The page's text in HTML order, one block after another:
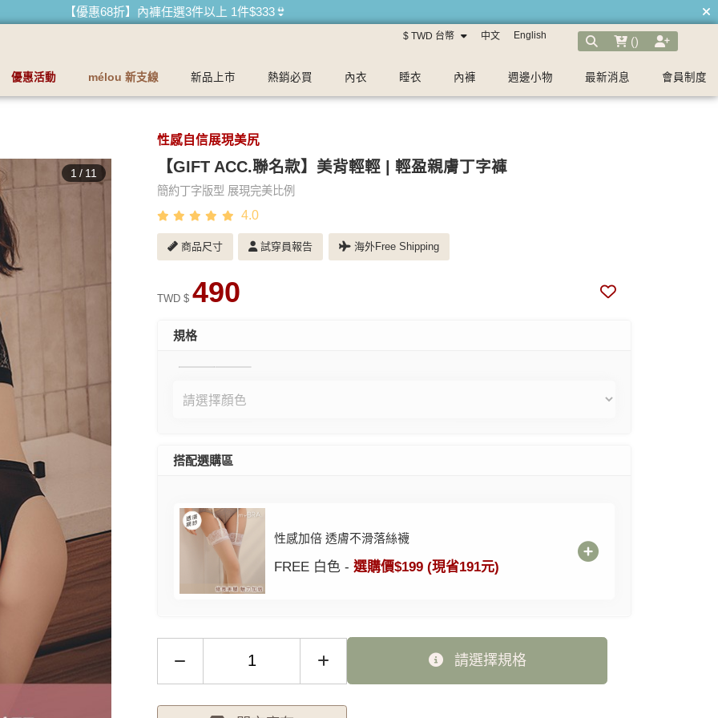
的內衣品牌
【買內衣免運費】台灣滿1200運費0元🚛
【夏日滿額贈】把衣物壓縮收納袋回家 🌞
【父親節快樂】男內褲5件$999🧔
$ TWD 台幣 中文 English ()
優惠活動 mélou 新支線 新品上市 熱銷必買 內衣 睡衣 內褲 週邊小物 最新消息 會員制度
1 / 11
性感自信展現美尻
【GIFT ACC.聯名款】美背輕輕 | 輕盈親膚丁字褲
簡約丁字版型 展現完美比例
4.0
商品尺寸 試穿員報告 海外Free Shipping
TWD $ 490
規格
搭配選購區
性感加倍 透膚不滑落絲襪
FREE 白色 - 選購價$199 (現省191元)
請選擇規格